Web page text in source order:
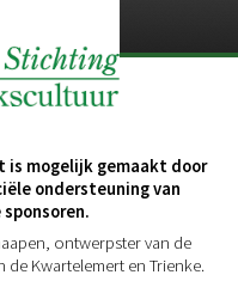
is mogelijk gemaakt door
ondersteuning van
ontwerpster van de
Kwartelemert en Trienke.